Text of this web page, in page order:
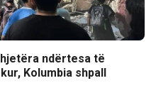
ndërtesa të
Kolumbia shpall